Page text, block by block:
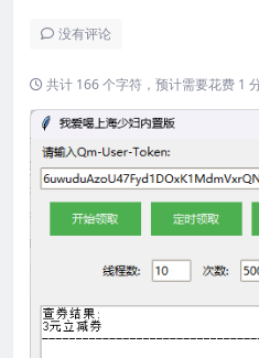
没有评论
共计 166 个字符，预计需要花费 1